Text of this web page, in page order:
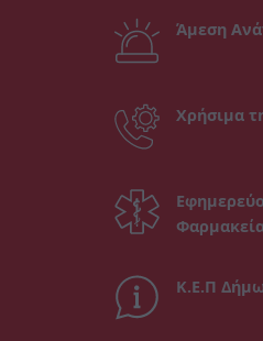
Άμεση
Χρήσιμα
Κ.Ε.Π